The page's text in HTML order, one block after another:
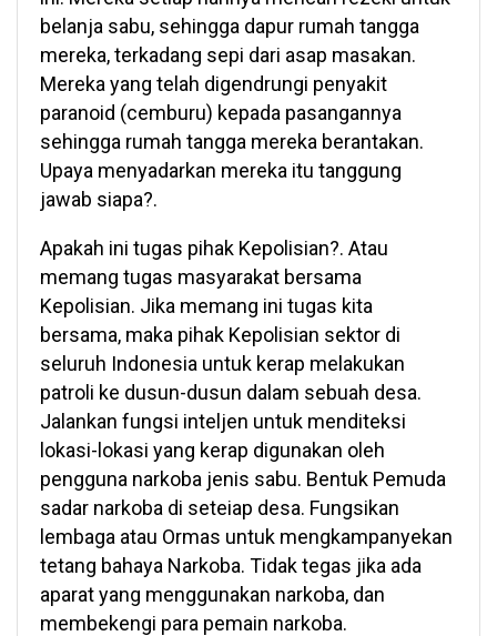
belanja sabu, sehingga dapur rumah tangga
mereka, terkadang sepi dari asap masakan.
Mereka yang telah digendrungi penyakit
paranoid (cemburu) kepada pasangannya
sehingga rumah tangga mereka berantakan.
Upaya menyadarkan mereka itu tanggung
jawab siapa?.
Apakah ini tugas pihak Kepolisian?. Atau
memang tugas masyarakat bersama
Kepolisian. Jika memang ini tugas kita
bersama, maka pihak Kepolisian sektor di
seluruh Indonesia untuk kerap melakukan
patroli ke dusun-dusun dalam sebuah desa.
Jalankan fungsi inteljen untuk menditeksi
lokasi-lokasi yang kerap digunakan oleh
pengguna narkoba jenis sabu. Bentuk Pemuda
sadar narkoba di seteiap desa. Fungsikan
lembaga atau Ormas untuk mengkampanyekan
tetang bahaya Narkoba. Tidak tegas jika ada
aparat yang menggunakan narkoba, dan
membekengi para pemain narkoba.